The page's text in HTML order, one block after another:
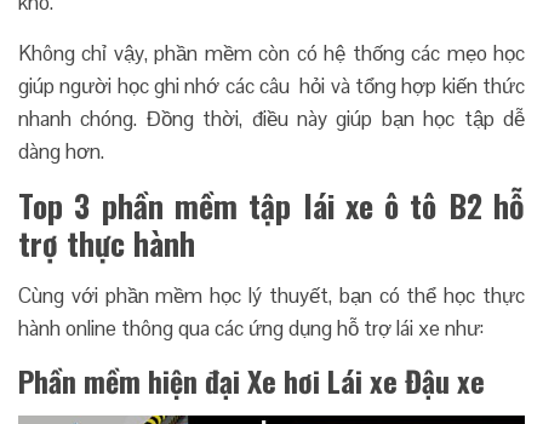
Không chỉ vậy, phần mềm còn có hệ thống các mẹo học
giúp người học ghi nhớ các câu hỏi và tổng hợp kiến thức
nhanh chóng. Đồng thời, điều này giúp bạn học tập dễ
dàng hơn.
Top 3 phần mềm tập lái xe ô tô B2 hỗ
trợ thực hành
Cùng với phần mềm học lý thuyết, bạn có thể học thực
hành online thông qua các ứng dụng hỗ trợ lái xe như:
Phần mềm hiện đại Xe hơi Lái xe Đậu xe